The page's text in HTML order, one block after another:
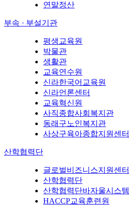
연말정산
부속 · 부설기관
평생교육원
박물관
생활관
교육연수원
신라한국어교육원
신라언론센터
교육혁신원
사직종합사회복지관
동래구노인복지관
사상구육아종합지원센터
산학협력단
글로벌비즈니스지원센터
산학협력단
산학협력단바자울시스템
HACCP교육훈련원